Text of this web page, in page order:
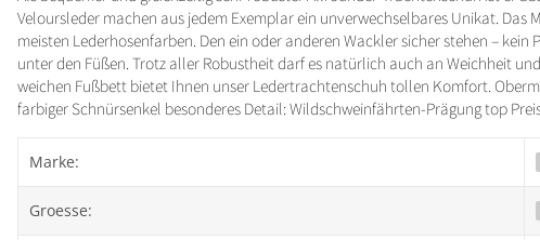
Veloursleder machen aus jedem Exemplar ein unverwechselbares Unikat.
meisten Lederhosenfarben. Den ein oder anderen Wackler sicher stehen –
unter den Füßen. Trotz aller Robustheit darf es natürlich auch an Weichheit
weichen Fußbett bietet Ihnen unser Ledertrachtenschuh tollen Komfort.
farbiger Schnürsenkel besonderes Detail: Wildschweinfährten-Prägung top
Marke:
Groesse: